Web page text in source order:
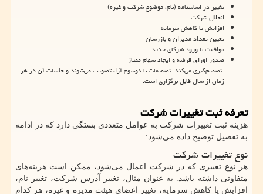
تغییر در اساسنامه (نام، موضوع شرکت و غیره)
انحلال شرکت
افزایش یا کاهش سرمایه
تعیین تعداد مدیران و بازرسان
موافقت با ورود شرکای جدید
صدور اوراق قرضه و ایجاد سهام ممتاز
تصمیم‌گیری می‌کند. تصمیمات با دو‌سوم آراء تصویب می‌شوند و جلسات آن در هر
زمان از سال قابل برگزاری است.
تعرفه ثبت تغییرات شرکت
هزینه ثبت تغییرات شرکت به عوامل متعددی بستگی دارد که در ادامه
به تفصیل توضیح داده می‌شود:
نوع تغییرات شرکت
هر نوع تغییری که در شرکت اعمال می‌شود، ممکن است هزینه‌های
متفاوتی داشته باشد. به عنوان مثال، تغییر آدرس شرکت، تغییر نام،
افزایش یا کاهش سرمایه، تغییر اعضای هیئت مدیره و غیره، هر کدام